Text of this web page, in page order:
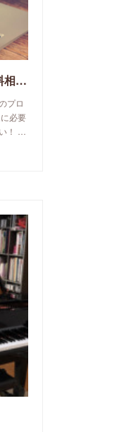
ショパン・マリアージュの無料相談予約申込み
プロ
必要
！ …